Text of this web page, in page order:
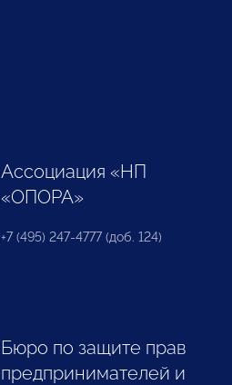
Ассоциация «НП
«ОПОРА»
+7 (495) 247-4777 (доб. 124)
Бюро по защите прав
предпринимателей и